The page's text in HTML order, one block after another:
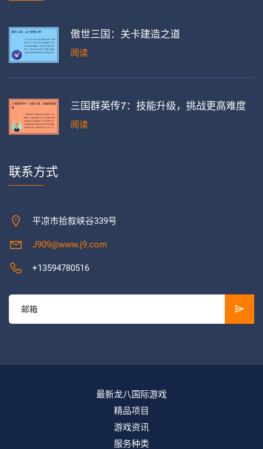
傲世三国：关卡建造之道
阅读
三国群英传7：技能升级，挑战更高难度
阅读
联系方式
平凉市拾叙峡谷339号
J909@www.j9.com
+13594780516
最新龙八国际游戏
精品项目
游戏资讯
服务种类